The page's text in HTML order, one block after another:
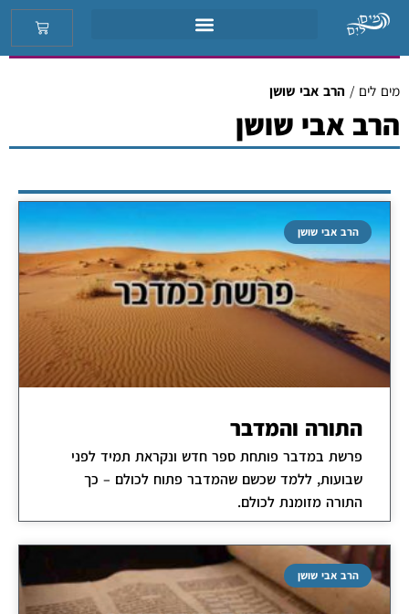
מים לים / הרב אבי שושן
הרב אבי שושן
הרב אבי שושן
התורה והמדבר
פרשת במדבר פותחת ספר חדש ונקראת תמיד לפני
שבועות, ללמד שכשם שהמדבר פתוח לכולם – כך
התורה מזומנת לכולם.
הרב אבי שושן